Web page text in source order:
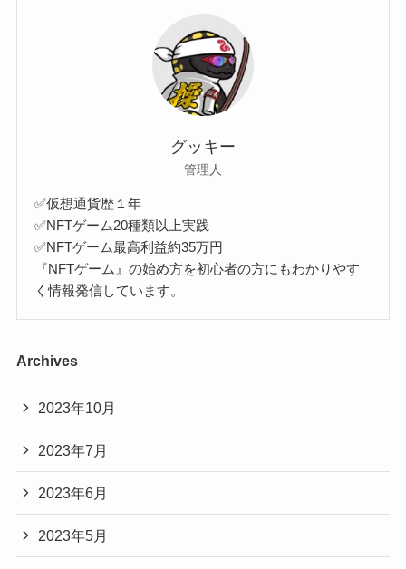
グッキー
管理人
✅仮想通貨歴１年
✅NFTゲーム20種類以上実践
✅NFTゲーム最高利益約35万円
『NFTゲーム』の始め方を初心者の方にもわかりやす
く情報発信しています。
Archives
2023年10月
2023年7月
2023年6月
2023年5月